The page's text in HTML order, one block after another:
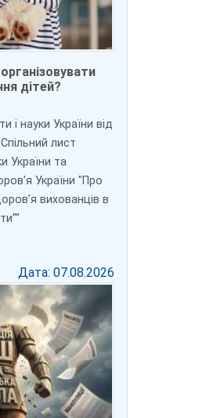
дітей?
і науки України від
лист
України та
України "Про
вихованців в
Дата: 07.08.2026